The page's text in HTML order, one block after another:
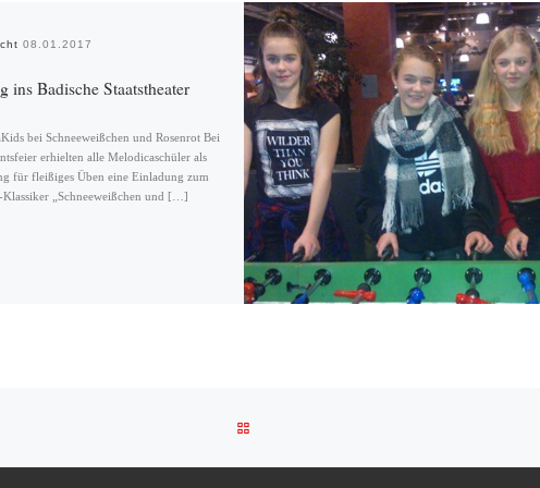
08.01.2017
ins Badische Staatstheater
bei Schneeweißchen und Rosenrot Bei
erhielten alle Melodicaschüler als
für fleißiges Üben eine Einladung zum
Klassiker „Schneeweißchen und […]